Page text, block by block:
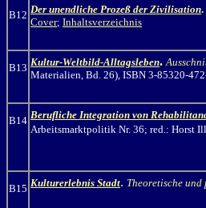
B12 Der unendliche Prozeß der Zivilisation.
Cover; Inhaltsverzeichnis
B13 Kultur-Weltbild-Alltagsleben.
Materialien, Bd. 26), ISBN 3-85320-
B14 Berufliche Integration von
Arbeitsmarktpolitik Nr. 36; red.: Horst
B15 Kulturerlebnis Stadt. Theoretische